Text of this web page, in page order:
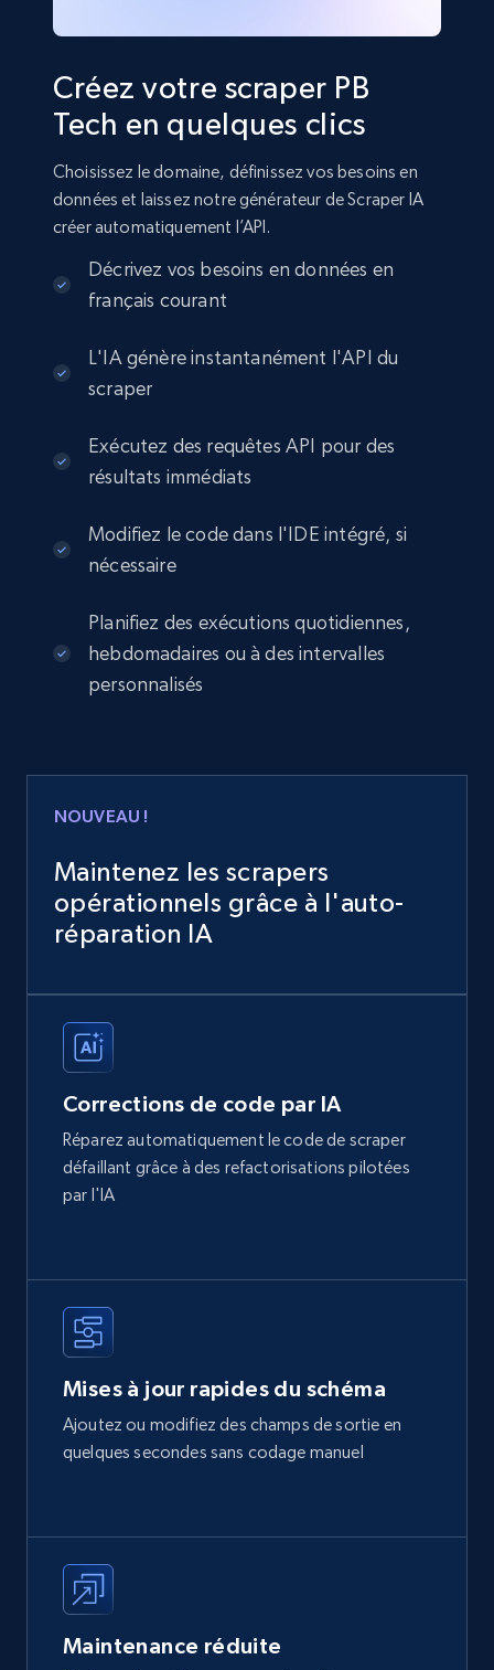
Créez votre scraper PB
Tech en quelques clics
Choisissez le domaine, définissez vos besoins en
données et laissez notre générateur de Scraper IA
créer automatiquement l’API.
Décrivez vos besoins en données en
français courant
L'IA génère instantanément l'API du
scraper
Exécutez des requêtes API pour des
résultats immédiats
Modifiez le code dans l'IDE intégré, si
nécessaire
Planifiez des exécutions quotidiennes,
hebdomadaires ou à des intervalles
personnalisés
NOUVEAU !
Maintenez les scrapers
opérationnels grâce à l'auto-
réparation IA
Corrections de code par IA
Réparez automatiquement le code de scraper
défaillant grâce à des refactorisations pilotées
par l'IA
Mises à jour rapides du schéma
Ajoutez ou modifiez des champs de sortie en
quelques secondes sans codage manuel
Maintenance réduite